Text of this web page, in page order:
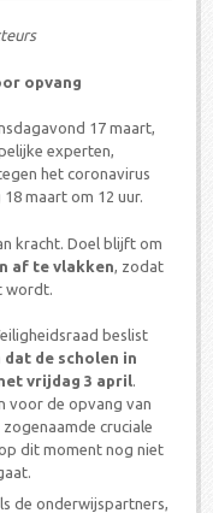
opvang
17 maart,
experten,
het coronavirus
maart om 12 uur.
kracht. Doel blijft om
af te vlakken , zodat
wordt.
beslist
de scholen in
vrijdag 3 april.
voor de opvang van
cruciale
dit moment nog niet
de onderwijspartners,